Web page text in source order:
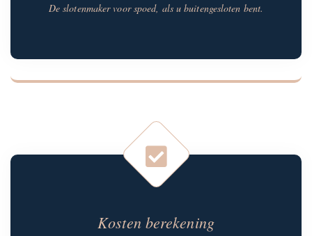
De slotenmaker voor spoed, als u buitengesloten bent.
Kosten berekening